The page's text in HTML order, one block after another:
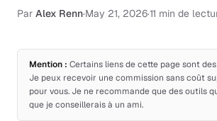
Par Alex Renn·May 21, 2026·11 min de
Mention : Certains liens de cette page sont
Je peux recevoir une commission sans coût
pour vous. Je ne recommande que des outils
que je conseillerais à un ami.